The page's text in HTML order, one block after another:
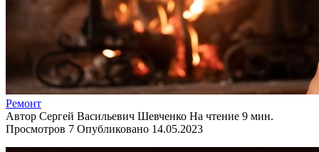
Ремонт
Автор Сергей Васильевич Шевченко На чтение 9 мин.
Просмотров 7 Опубликовано 14.05.2023